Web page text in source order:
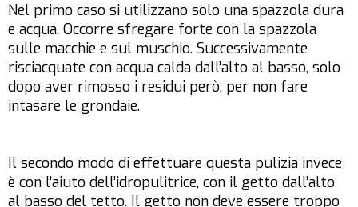
Nel primo caso si utilizzano solo una spazzola dura
e acqua. Occorre sfregare forte con la spazzola
sulle macchie e sul muschio. Successivamente
risciacquate con acqua calda dall’alto al basso, solo
dopo aver rimosso i residui però, per non fare
intasare le grondaie.
Il secondo modo di effettuare questa pulizia invece
è con l’aiuto dell’idropulitrice, con il getto dall’alto
al basso del tetto. Il getto non deve essere troppo